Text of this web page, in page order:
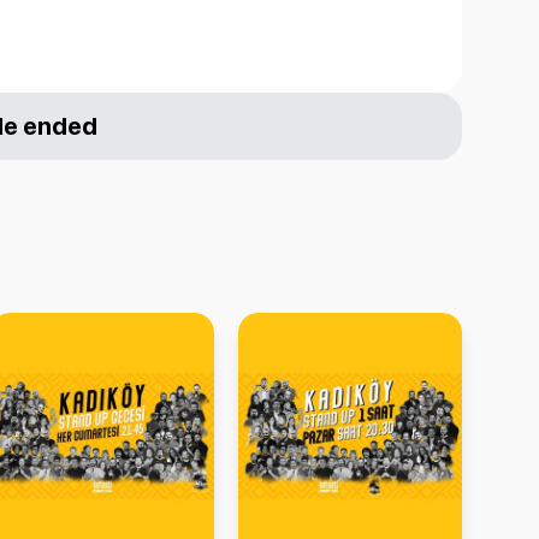
ended